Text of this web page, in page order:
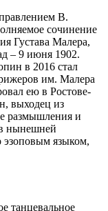
В.
сочинение
Густава Малера,
– 9 июня 1902.
в 2016 стал
им. Малера
ею в Ростове-
выходец из
размышления и
нынешней
языком,
танцевальное